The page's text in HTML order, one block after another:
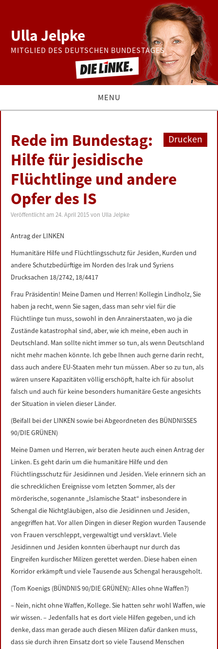
Ulla Jelpke
MITGLIED DES DEUTSCHEN BUNDESTAGES
MENU
BUNDESTAG
PRESSE
ZUR PERSON
DATENSCHUTZERKLÄRUNG
IMPRESSUM
Drucken
Rede im Bundestag:
Hilfe für jesidische
Flüchtlinge und andere
Opfer des IS
Veröffentlicht am24. April 2015 von Ulla Jelpke
Antrag der LINKEN
Humanitäre Hilfe und Flüchtlingsschutz für Jesiden, Kurden und
andere Schutzbedürftige im Norden des Irak und Syriens
Drucksachen 18/2742, 18/4417
Frau Präsidentin! Meine Damen und Herren! Kollegin Lindholz, Sie
haben ja recht, wenn Sie sagen, dass man sehr viel für die
Flüchtlinge tun muss, sowohl in den Anrainerstaaten, wo ja die
Zustände katastrophal sind, aber, wie ich meine, eben auch in
Deutschland. Man sollte nicht immer so tun, als wenn Deutschland
nicht mehr machen könnte. Ich gebe Ihnen auch gerne darin recht,
dass auch andere EU-Staaten mehr tun müssen. Aber so zu tun, als
wären unsere Kapazitäten völlig erschöpft, halte ich für absolut
falsch und auch für keine besonders humanitäre Geste angesichts
der Situation in vielen dieser Länder.
(Beifall bei der LINKEN sowie bei Abgeordneten des BÜNDNISSES
90/DIE GRÜNEN)
Meine Damen und Herren, wir beraten heute auch einen Antrag der
Linken. Es geht darin um die humanitäre Hilfe und den
Flüchtlingsschutz für Jesidinnen und Jesiden. Viele erinnern sich an
die schrecklichen Ereignisse vom letzten Sommer, als der
mörderische, sogenannte „Islamische Staat“ insbesondere in
Schengal die Nichtgläubigen, also die Jesidinnen und Jesiden,
angegriffen hat. Vor allen Dingen in dieser Region wurden Tausende
von Frauen verschleppt, vergewaltigt und versklavt. Viele
Jesidinnen und Jesiden konnten überhaupt nur durch das
Eingreifen kurdischer Milizen gerettet werden. Diese haben einen
Korridor erkämpft und viele Tausende aus Schengal herausgeholt.
(Tom Koenigs (BÜNDNIS 90/DIE GRÜNEN): Alles ohne Waffen?)
– Nein, nicht ohne Waffen, Kollege. Sie hatten sehr wohl Waffen, wie
wir wissen. – Jedenfalls hat es dort viele Hilfen gegeben, und ich
denke, dass man gerade auch diesen Milizen dafür danken muss,
dass sie durch ihren Einsatz dort so viele Tausend Menschen